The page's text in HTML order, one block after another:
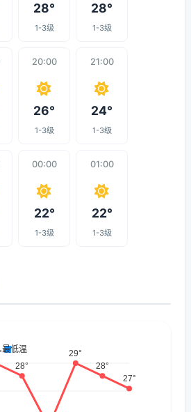
28°
1-3级
28°
1-3级
20:00
26°
1-3级
21:00
24°
1-3级
00:00
22°
1-3级
01:00
22°
1-3级